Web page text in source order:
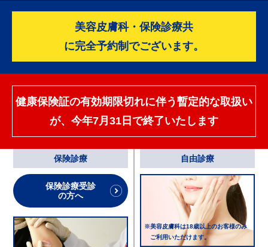
美容皮膚科・保険診療共
に完全予約制でございます。
健康保険証の有効期限切れに伴う暫定的な取扱い
が、 今年7月31日で終了いたします
保険診療
保険診療受診
の方へ
自由診療
※美容皮膚科は18歳以上のお客様のみ
ご利用いただけます。